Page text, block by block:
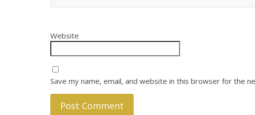
Website
Save my name, email, and website in this browser for the